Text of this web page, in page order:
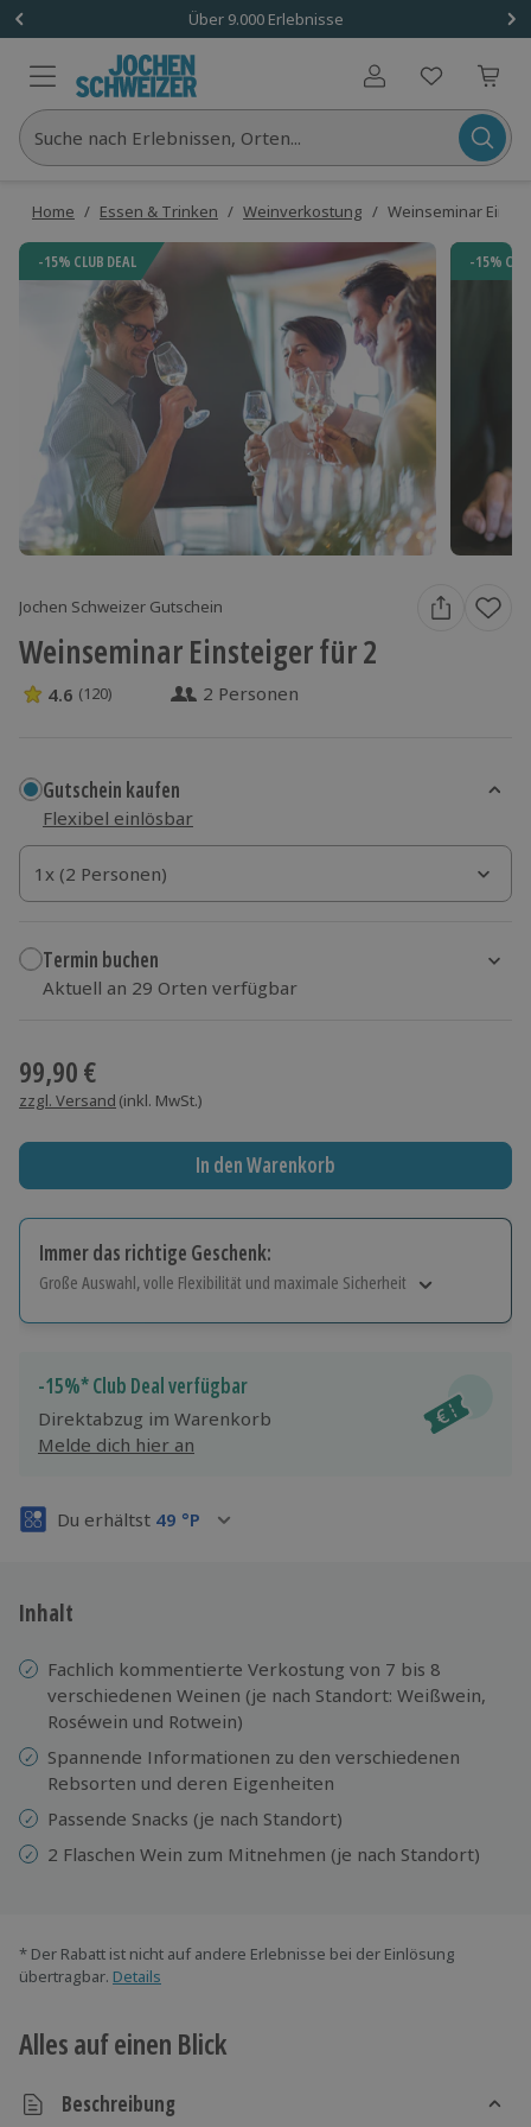
Über 9.000 Erlebnisse
Benutzerkonto
Suche nach Erlebnissen, Orten...
Home / Essen & Trinken / Weinverkostung / Weinseminar
-15% CLUB DEAL -15%
Jochen Schweizer Gutschein
Weinseminar Einsteiger für 2
4.6 Sterne von 5 aus 120 Bewertungen
4.6 (120) 2 Personen
Gutschein kaufen
Flexibel einlösbar
1x (2 Personen)
1x (2 Personen)
1x (2 Personen)
Termin buchen
Aktuell an 29 Orten verfügbar
99,90 €
zzgl. Versand (inkl. MwSt.)
In den Warenkorb
Immer das richtige Geschenk:
Große Auswahl, volle Flexibilität und maximale Sicherheit
Jeder Gutschein für alle Erlebnisse einlösbar.
Maximale Sicherheit
3 Jahre gültig & verlängerbar.
-15%* Club Deal verfügbar
Direktabzug im Warenkorb
Melde dich hier an
Du erhältst 49 °P
Inhalt
Fachlich kommentierte Verkostung von 7 bis 8
verschiedenen Weinen (je nach Standort: Weißwein,
Roséwein und Rotwein)
Spannende Informationen zu den verschiedenen
Rebsorten und deren Eigenheiten
Passende Snacks (je nach Standort)
2 Flaschen Wein zum Mitnehmen (je nach Standort)
* Der Rabatt ist nicht auf andere Erlebnisse bei der Einlösung
übertragbar. Details
Alles auf einen Blick
Beschreibung